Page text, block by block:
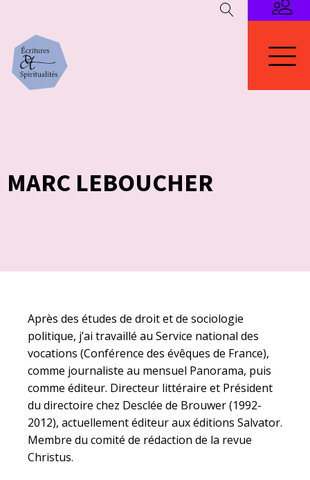
MARC LEBOUCHER
Après des études de droit et de sociologie
politique, j’ai travaillé au Service national des
vocations (Conférence des évêques de France),
comme journaliste au mensuel Panorama, puis
comme éditeur. Directeur littéraire et Président
du directoire chez Desclée de Brouwer (1992-
2012), actuellement éditeur aux éditions Salvator.
Membre du comité de rédaction de la revue
Christus.